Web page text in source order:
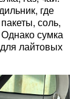
где
соль,
сумка
лайтовых